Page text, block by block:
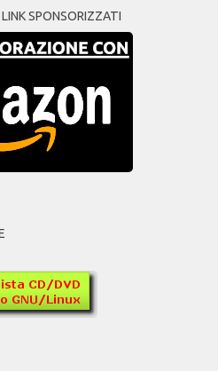
SPONSORIZZATI